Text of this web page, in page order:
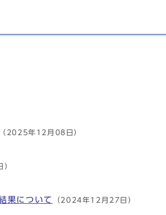
（2025年12月08日）
果について （2024年12月27日）